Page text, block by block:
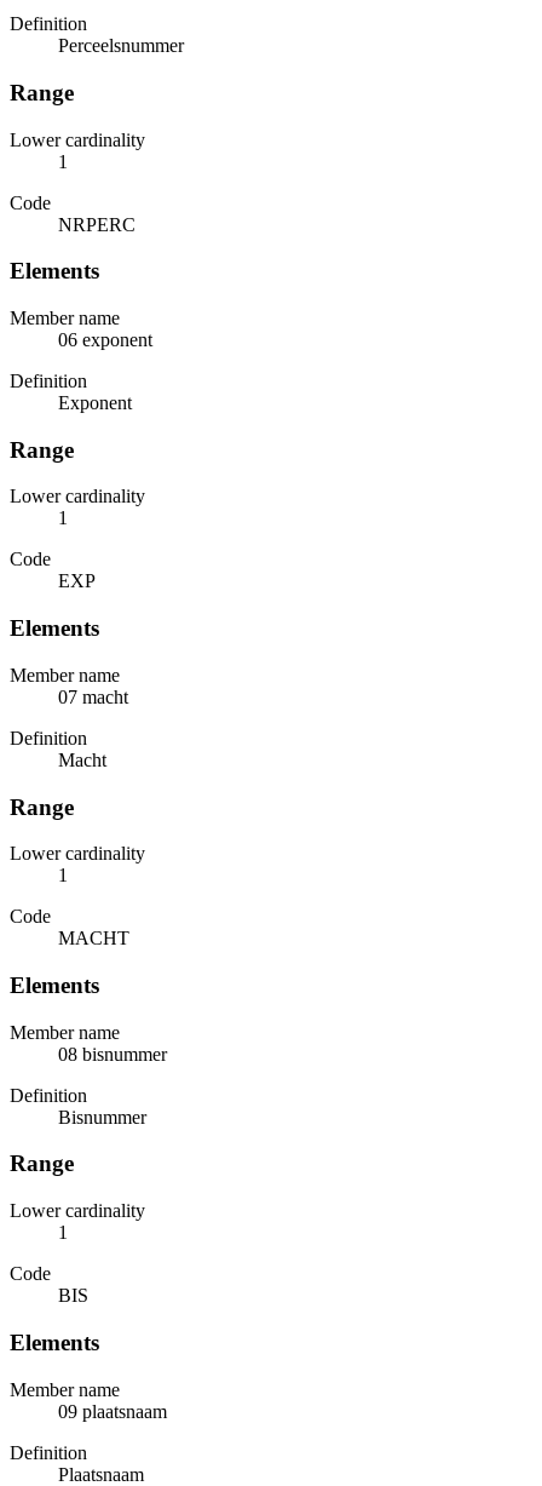
Definition
Perceelsnummer
Range
Lower cardinality
1
Code
NRPERC
Elements
Member name
06 exponent
Definition
Exponent
Range
Lower cardinality
1
Code
EXP
Elements
Member name
07 macht
Definition
Macht
Range
Lower cardinality
1
Code
MACHT
Elements
Member name
08 bisnummer
Definition
Bisnummer
Range
Lower cardinality
1
Code
BIS
Elements
Member name
09 plaatsnaam
Definition
Plaatsnaam